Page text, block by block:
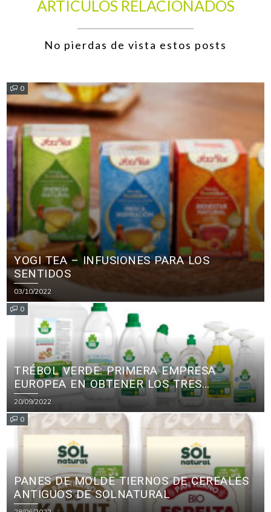
ARTÍCULOS RELACIONADOS
No pierdas de vista estos posts
0
YOGI TEA – INFUSIONES PARA LOS
SENTIDOS
03/10/2022
0
TRÉBOL VERDE: PRIMERA EMPRESA
EUROPEA EN OBTENER LOS TRES
PRINCIPALES CERTIFICADOS ECOLÓGICOS
PARA PRODUCTOS DE LIMPIEZA
20/09/2022
0
PANES DE MOLDE TIERNOS DE CEREALES
ANTIGUOS DE SOLNATURAL